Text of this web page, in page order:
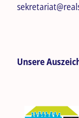
Unsere